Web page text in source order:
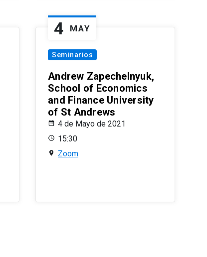
4 MAY
Seminarios
Andrew Zapechelnyuk,
School of Economics
and Finance University
of St Andrews
4 de Mayo de 2021
15:30
Zoom